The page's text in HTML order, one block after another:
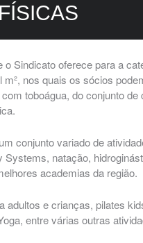
Sindicato oferece para a
m², nos quais os sócios
toboágua, do conjunto
conjunto variado de
Systems, natação,
academias da região.
adultos e crianças, pilates
entre várias outras